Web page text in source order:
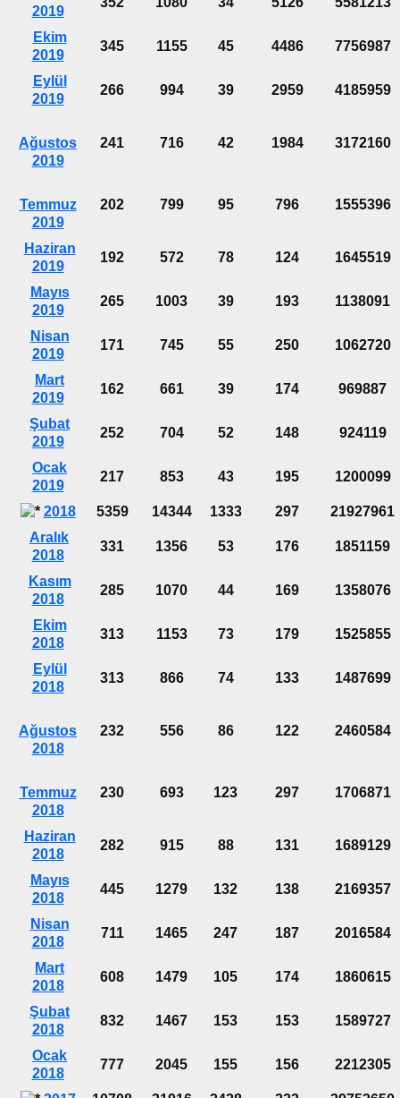
2019
Ekim
2019
345 1155 45 4486 7756987
Eylül
2019
266 994 39 2959 4185959
Ağustos
2019
241 716 42 1984 3172160
Temmuz
2019
202 799 95 796 1555396
Haziran
2019
192 572 78 124 1645519
Mayıs
2019
265 1003 39 193 1138091
Nisan
2019
171 745 55 250 1062720
Mart
2019
162 661 39 174 969887
Şubat
2019
252 704 52 148 924119
Ocak
2019
217 853 43 195 1200099
2018 5359 14344 1333 297
21927961
Aralık
2018
331 1356 53 176 1851159
Kasım
2018
285 1070 44 169 1358076
Ekim
2018
313 1153 73 179 1525855
Eylül
2018
313 866 74 133 1487699
Ağustos
2018
232 556 86 122 2460584
Temmuz
2018
230 693 123 297 1706871
Haziran
2018
282 915 88 131 1689129
Mayıs
2018
445 1279 132 138 2169357
Nisan
2018
711 1465 247 187 2016584
Mart
2018
608 1479 105 174 1860615
Şubat
2018
832 1467 153 153 1589727
Ocak
2018
777 2045 155 156 2212305